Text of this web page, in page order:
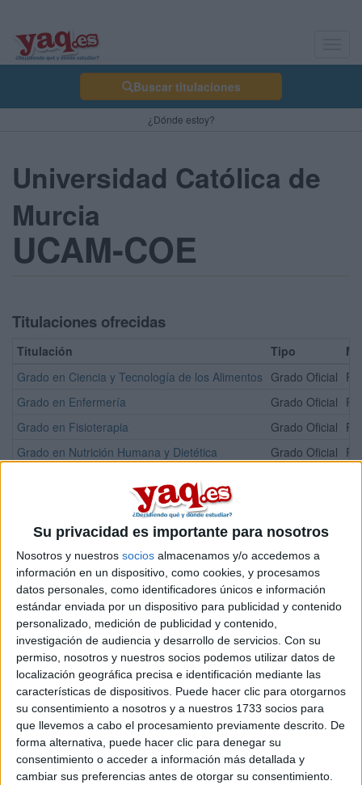
Su privacidad es importante para nosotros
Nosotros y nuestros socios almacenamos y/o accedemos a
información en un dispositivo, como cookies, y procesamos
datos personales, como identificadores únicos e información
estándar enviada por un dispositivo para publicidad y contenido
personalizado, medición de publicidad y contenido,
investigación de audiencia y desarrollo de servicios. Con su
permiso, nosotros y nuestros socios podemos utilizar datos de
localización geográfica precisa e identificación mediante las
características de dispositivos. Puede hacer clic para otorgarnos
su consentimiento a nosotros y a nuestros 1733 socios para
que llevemos a cabo el procesamiento previamente descrito. De
forma alternativa, puede hacer clic para denegar su
consentimiento o acceder a información más detallada y
cambiar sus preferencias antes de otorgar su consentimiento.
Buscar titulaciones
¿Dónde estoy?
Universidad Católica de
Murcia
UCAM-COE
Titulaciones ofrecidas
Titulación Tipo
Grado en Ciencia y Tecnología de los Alimentos Grado Oficial
Grado en Enfermería
Grado Oficial
Grado en Fisioterapia
Grado Oficial
Grado en Nutrición Humana y Dietética
Grado Oficial
¡Síguenos en Facebook!